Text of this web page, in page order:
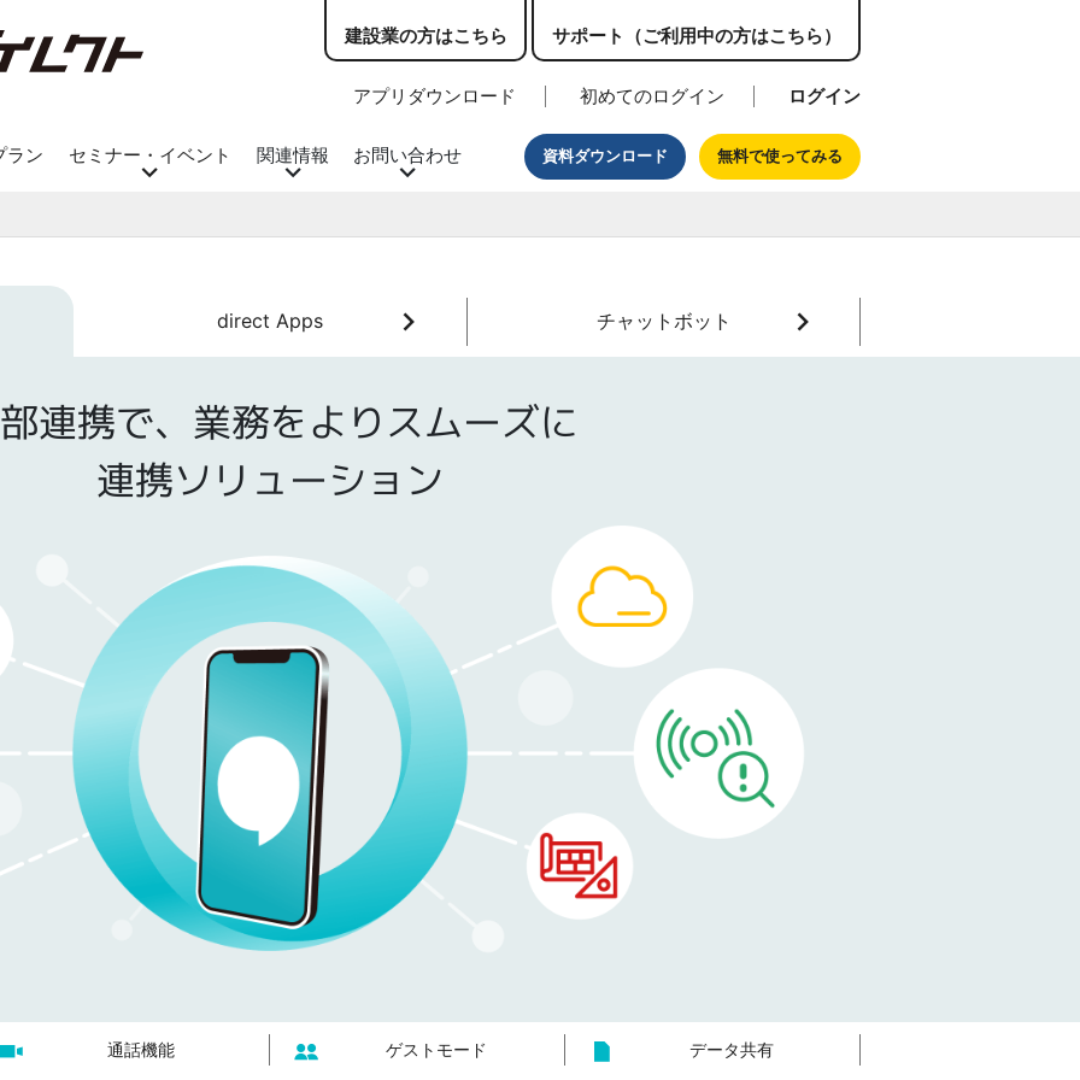
アプリダウンロード 初めてのログイン ログイン
建設業の方はこちら サポート（ご利用中の方はこちら）
ラン セミナー・イベント 関連情報 お問い合わせ 資料ダウンロード 無料で使ってみる
direct Apps チャットボット
連携で、業務をよりスムーズに
連携ソリューション
通話機能 ゲストモード データ共有